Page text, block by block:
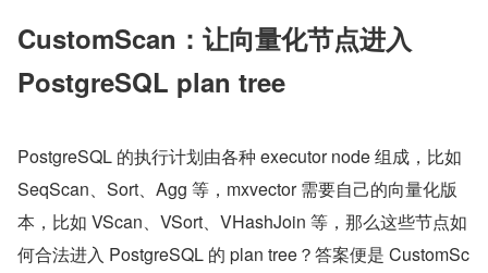
CustomScan：让向量化节点进入
PostgreSQL plan tree
PostgreSQL 的执行计划由各种 executor node 组成，比如
SeqScan、Sort、Agg 等，mxvector 需要自己的向量化版
本，比如 VScan、VSort、VHashJoin 等，那么这些节点如
何合法进入 PostgreSQL 的 plan tree？答案便是 CustomSc